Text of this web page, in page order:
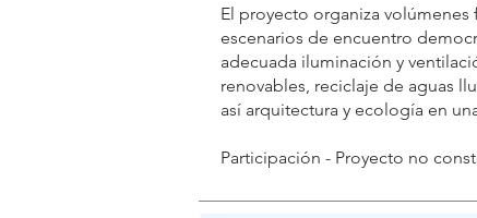
El proyecto organiza
escenarios de encuentro
adecuada iluminación y
renovables, reciclaje de aguas
así arquitectura y ecología en
Participación - Proyecto no